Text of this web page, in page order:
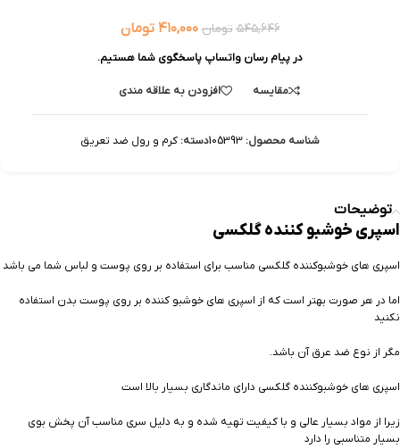
۵۴۵,۶۴۶ تومان ۴۱۰,۰۰۰ تومان
در پیام رسان واتساپ پاسخگوی شما هستیم.
مقایسه افزودن به علاقه مندی
شناسه محصول: 105393دسته: کرم و رول ضد تعریق
توضیحات
اسپری خوشبو کننده گلکسی
اسپری های خوشبوکننده گلکسی مناسب برای استفاده بر روی پوست و لباس شما می باشد
اما در هر صورت بهتر است که از اسپری های خوشبو کننده بر روی پوست بدن استفاده
نکنید
مگر از نوع ضد عرق آن باشد.
اسپری های خوشبوکننده گلکسی دارای ماندگاری بسیار بالا است
زیرا از مواد بسیار عالی و با کیفیت تهیه شده و به دلیل سری مناسب آن پخش بوی
بسیار متناسبی را دارد